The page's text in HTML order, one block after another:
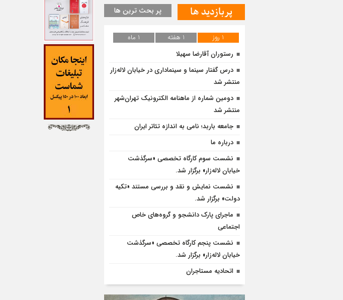
پربازدید ها پر بحث ترین ها
1 روز 1 هفته
1 ماه
رستوران آقارضا سهیلا
درس گفتار سینما و سینماداری در خیابان لاله‌زار
منتشر شد
دومین شماره از ماهنامه الکترونیک تهران‌شهر
منتشر شد
جامعه باربد؛ نامی به اندازه تئاتر ایران
درباره ما
نشست سوم کارگاه تخصصی «سرگذشت
خیابان لاله‌زار» برگزار شد.
نشست نمایش و نقد و بررسی مستند «تکیه
دولت» برگزار شد.
ماجرای پارک دانشجو و گروه‌های خاص
اجتماعی
نشست پنجم کارگاه تخصصی «سرگذشت
خیابان لاله‌زار» برگزار شد.
اتحادیه مستاجران